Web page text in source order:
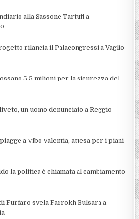
alla Sassone Tartufi a
rilancia il Palacongressi a Vaglio
5,5 milioni per la sicurezza del
un uomo denunciato a Reggio
a Vibo Valentia, attesa per i piani
la politica è chiamata al cambiamento
Furfaro svela Farrokh Bulsara a